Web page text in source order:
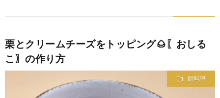
栗とクリームチーズをトッピング🌰〖おしる
こ〗の作り方
餅料理